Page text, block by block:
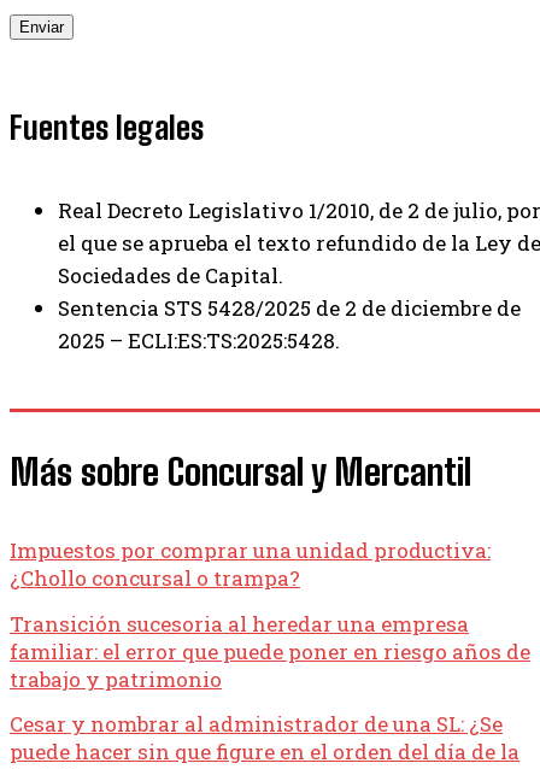
Fuentes legales
Real Decreto Legislativo 1/2010, de 2 de julio, por
el que se aprueba el texto refundido de la Ley de
Sociedades de Capital.
Sentencia STS 5428/2025 de 2 de diciembre de
2025 – ECLI:ES:TS:2025:5428.
Más sobre Concursal y Mercantil
Impuestos por comprar una unidad productiva:
¿Chollo concursal o trampa?
Transición sucesoria al heredar una empresa
familiar: el error que puede poner en riesgo años de
trabajo y patrimonio
Cesar y nombrar al administrador de una SL: ¿Se
puede hacer sin que figure en el orden del día de la